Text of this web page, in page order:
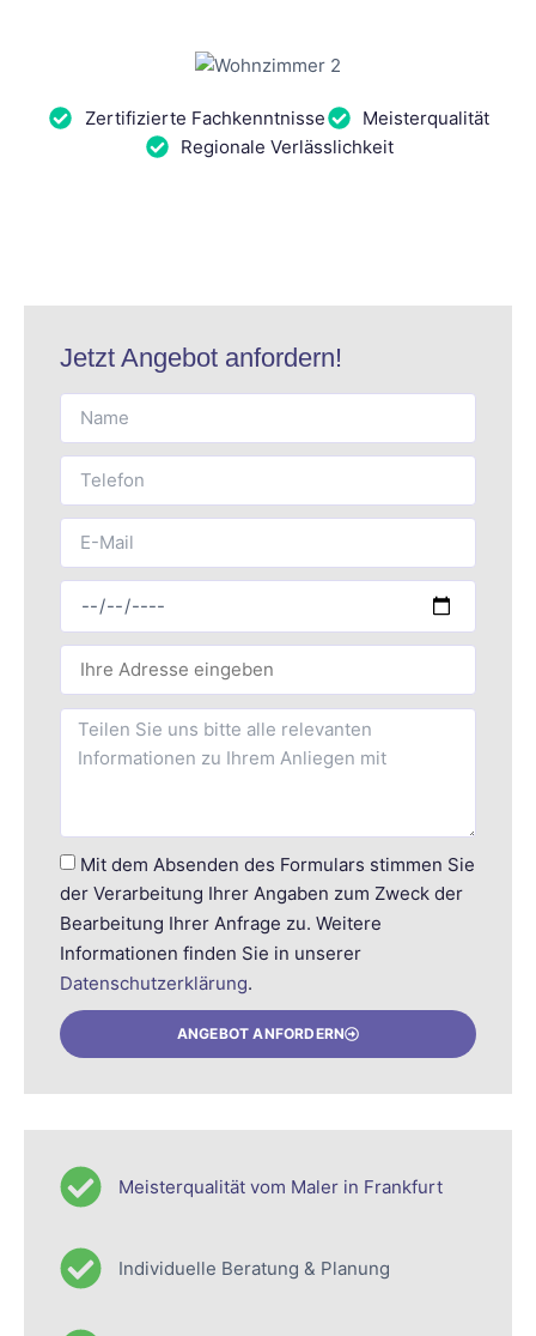
Zertifizierte Fachkenntnisse
Meisterqualität
Regionale Verlässlichkeit
Jetzt Angebot anfordern!
Mit dem Absenden des Formulars stimmen Sie
der Verarbeitung Ihrer Angaben zum Zweck der
Bearbeitung Ihrer Anfrage zu. Weitere
Informationen finden Sie in unserer
Datenschutzerklärung.
ANGEBOT ANFORDERN
Meisterqualität vom Maler in Frankfurt
Individuelle Beratung & Planung